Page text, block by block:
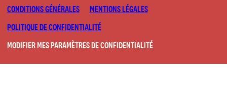
CONDITIONS GÉNÉRALES
MENTIONS LÉGALES
POLITIQUE DE CONFIDENTIALITÉ
MODIFIER MES PARAMÈTRES DE CONFIDENTIALITÉ